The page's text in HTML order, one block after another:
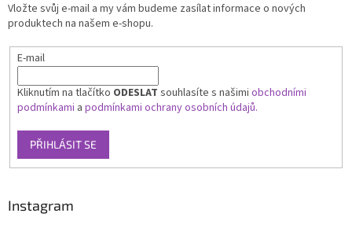
Vložte svůj e-mail a my vám budeme zasílat informace o nových
produktech na našem e-shopu.
E-mail
Kliknutím na tlačítko ODESLAT souhlasíte s našimi obchodními
podmínkami a podmínkami ochrany osobních údajů.
PŘIHLÁSIT SE
Instagram